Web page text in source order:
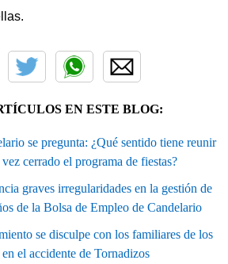
EN ESTE BLOG:
se pregunta: ¿Qué sentido tiene reunir
cerrado el programa de fiestas?
graves irregularidades en la gestión de
de la Bolsa de Empleo de Candelario
se disculpe con los familiares de los
el accidente de Tornadizos